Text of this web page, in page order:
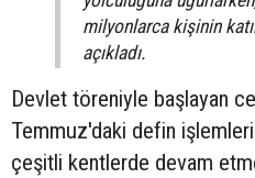
milyonlarca kişinin
açıkladı.
Devlet töreniyle başlayan
Temmuz'daki defin
çeşitli kentlerde devam